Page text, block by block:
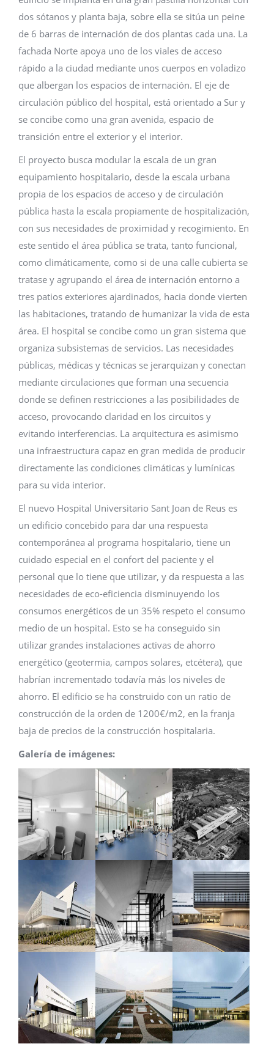
dos sótanos y planta baja, sobre ella se sitúa un peine
de 6 barras de internación de dos plantas cada una. La
fachada Norte apoya uno de los viales de acceso
rápido a la ciudad mediante unos cuerpos en voladizo
que albergan los espacios de internación. El eje de
circulación público del hospital, está orientado a Sur y
se concibe como una gran avenida, espacio de
transición entre el exterior y el interior.
El proyecto busca modular la escala de un gran
equipamiento hospitalario, desde la escala urbana
propia de los espacios de acceso y de circulación
pública hasta la escala propiamente de hospitalización,
con sus necesidades de proximidad y recogimiento. En
este sentido el área pública se trata, tanto funcional,
como climáticamente, como si de una calle cubierta se
tratase y agrupando el área de internación entorno a
tres patios exteriores ajardinados, hacia donde vierten
las habitaciones, tratando de humanizar la vida de esta
área. El hospital se concibe como un gran sistema que
organiza subsistemas de servicios. Las necesidades
públicas, médicas y técnicas se jerarquizan y conectan
mediante circulaciones que forman una secuencia
donde se definen restricciones a las posibilidades de
acceso, provocando claridad en los circuitos y
evitando interferencias. La arquitectura es asimismo
una infraestructura capaz en gran medida de producir
directamente las condiciones climáticas y lumínicas
para su vida interior.
El nuevo Hospital Universitario Sant Joan de Reus es
un edificio concebido para dar una respuesta
contemporánea al programa hospitalario, tiene un
cuidado especial en el confort del paciente y el
personal que lo tiene que utilizar, y da respuesta a las
necesidades de eco-eficiencia disminuyendo los
consumos energéticos de un 35% respeto el consumo
medio de un hospital. Esto se ha conseguido sin
utilizar grandes instalaciones activas de ahorro
energético (geotermia, campos solares, etcétera), que
habrían incrementado todavía más los niveles de
ahorro. El edificio se ha construido con un ratio de
construcción de la orden de 1200€/m2, en la franja
baja de precios de la construcción hospitalaria.
Galería de imágenes: